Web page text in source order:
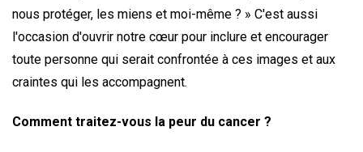
nous protéger, les miens et moi-même ? » C'est aussi
l'occasion d'ouvrir notre cœur pour inclure et encourager
toute personne qui serait confrontée à ces images et aux
craintes qui les accompagnent.
Comment traitez-vous la peur du cancer ?